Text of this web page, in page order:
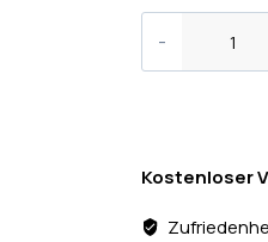
Kostenloser